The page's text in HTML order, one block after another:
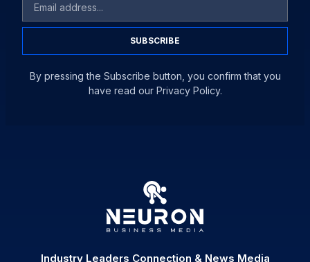
SUBSCRIBE
By pressing the Subscribe button, you confirm that you
have read our Privacy Policy.
Industry Leaders Connection & News Media